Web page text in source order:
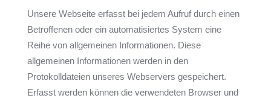
Unsere Webseite erfasst bei jedem Aufruf durch einen
Betroffenen oder ein automatisiertes System eine
Reihe von allgemeinen Informationen. Diese
allgemeinen Informationen werden in den
Protokolldateien unseres Webservers gespeichert.
Erfasst werden können die verwendeten Browser und